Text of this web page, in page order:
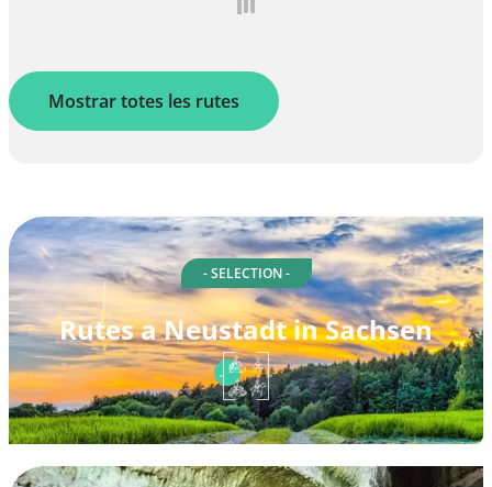
Mostrar totes les rutes
- SELECTION -
Rutes a Neustadt in Sachsen